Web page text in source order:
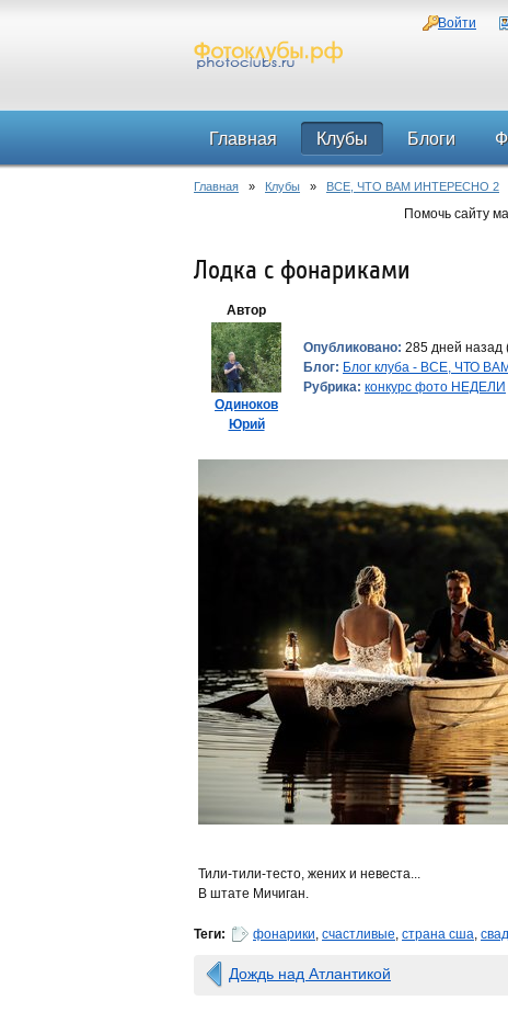
Войти
Главная Клубы Блоги
Главная » Клубы » ВСЕ, ЧТО ВАМ ИНТЕРЕСНО 2
Помочь сайту
Лодка с фонариками
Автор
Одиноков
Юрий
Опубликовано: 285 дней назад
Блог: Блог клуба - ВСЕ, ЧТО
Рубрика: конкурс фото НЕДЕЛИ
Тили-тили-тесто, жених и невеста...
В штате Мичиган.
Теги: фонарики, счастливые, страна сша,
Дождь над Атлантикой